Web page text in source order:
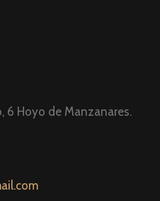
6 Hoyo de Manzanares.